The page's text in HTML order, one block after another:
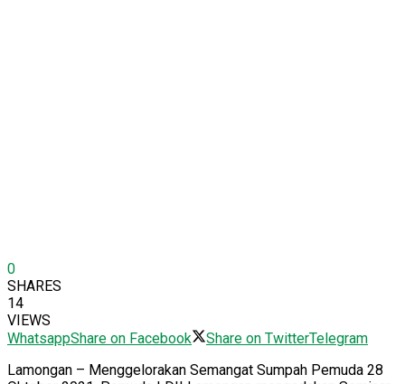
0
SHARES
14
VIEWS
WhatsappShare on Facebook Share on TwitterTelegram
Lamongan – Menggelorakan Semangat Sumpah Pemuda 28